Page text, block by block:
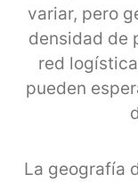
variar, pero
densidad de
red
pueden
La geografía